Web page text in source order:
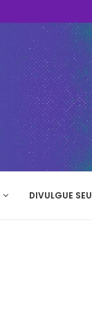
DIVULGUE